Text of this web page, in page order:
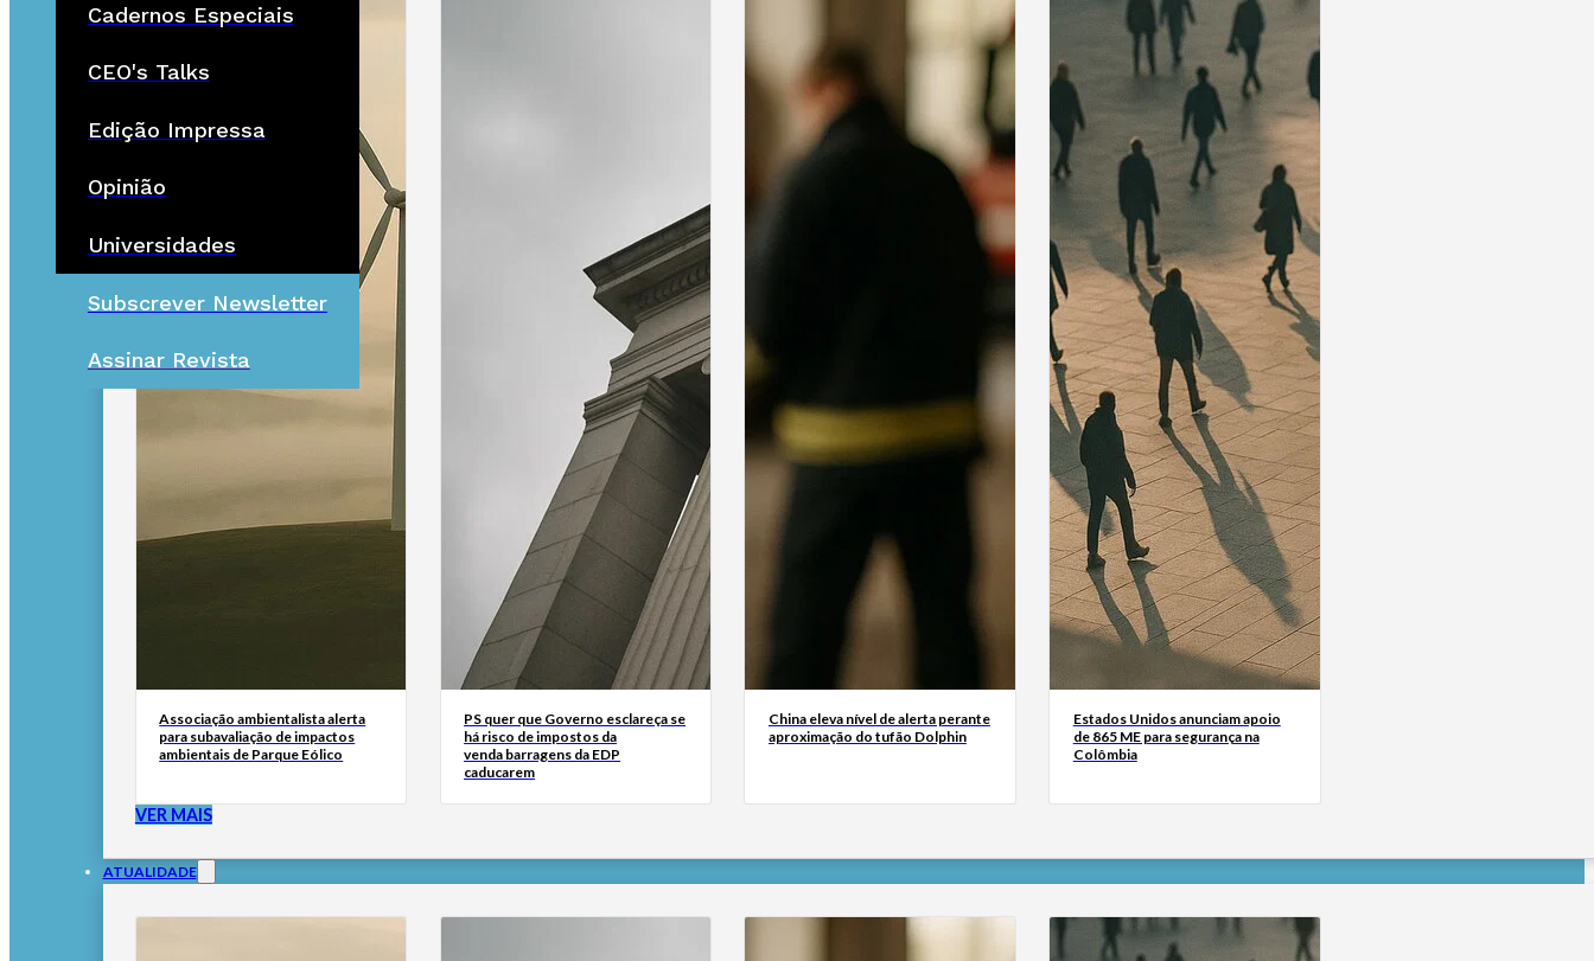
Cadernos Especiais
CEO's Talks
Edição Impressa
Opinião
Universidades
Subscrever Newsletter
Assinar Revista
Associação ambientalista alerta
para subavaliação de impactos
ambientais de Parque Eólico
PS quer que Governo esclareça se
há risco de impostos da
venda barragens da EDP
caducarem
China eleva nível de alerta perante
aproximação do tufão Dolphin
Estados Unidos anunciam apoio
de 865 ME para segurança na
Colômbia
VER MAIS
ATUALIDADE